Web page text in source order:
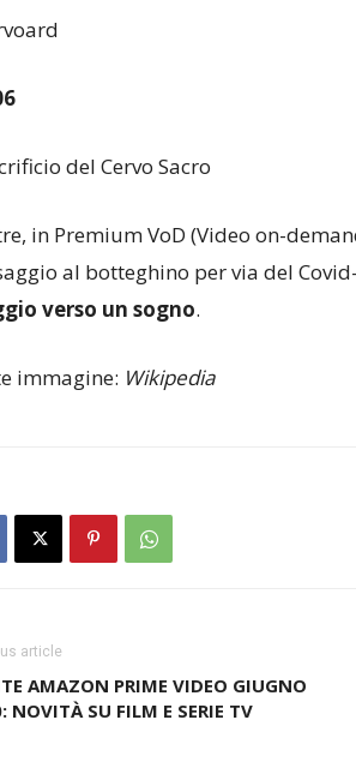
del Cervo Sacro
in Premium VoD (Video on-
al botteghino per via del
verso un sogno.
immagine: Wikipedia
article
AMAZON PRIME VIDEO GIUGNO
NOVITÀ SU FILM E SERIE TV